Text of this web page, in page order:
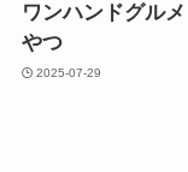
ワンハンドグル
やつ
2025-07-29